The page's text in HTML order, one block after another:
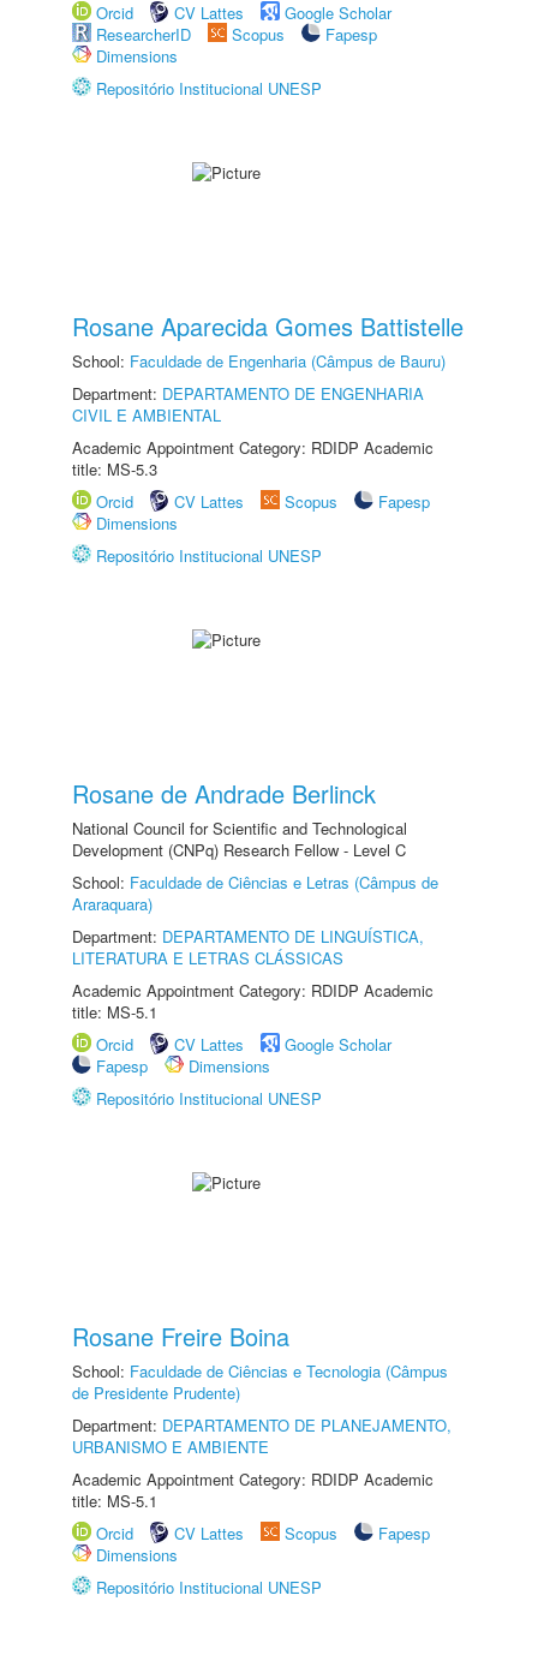
Orcid
CV Lattes
Google Scholar
ResearcherID
Scopus
Fapesp
Dimensions
Repositório Institucional UNESP
Rosane Aparecida Gomes Battistelle
School: Faculdade de Engenharia (Câmpus de Bauru)
Department: DEPARTAMENTO DE ENGENHARIA
CIVIL E AMBIENTAL
Academic Appointment Category: RDIDP Academic
title: MS-5.3
Orcid
CV Lattes Scopus
Fapesp
Dimensions
Repositório Institucional UNESP
Rosane de Andrade Berlinck
National Council for Scientific and Technological
Development (CNPq) Research Fellow - Level C
School: Faculdade de Ciências e Letras (Câmpus de
Araraquara)
Department: DEPARTAMENTO DE LINGUÍSTICA,
LITERATURA E LETRAS CLÁSSICAS
Academic Appointment Category: RDIDP Academic
title: MS-5.1
Orcid
CV Lattes
Google Scholar
Fapesp
Dimensions
Repositório Institucional UNESP
Rosane Freire Boina
School: Faculdade de Ciências e Tecnologia (Câmpus
de Presidente Prudente)
Department: DEPARTAMENTO DE PLANEJAMENTO,
URBANISMO E AMBIENTE
Academic Appointment Category: RDIDP Academic
title: MS-5.1
Orcid
CV Lattes Scopus
Fapesp
Dimensions
Repositório Institucional UNESP